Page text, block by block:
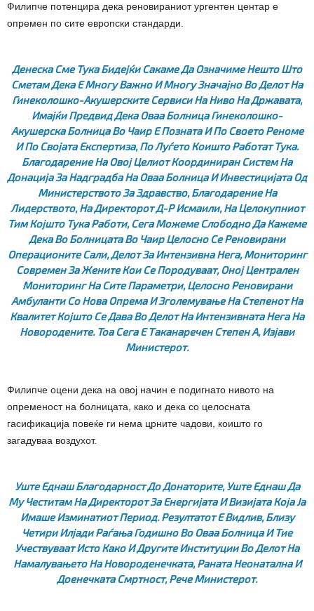
Филипче потенцира дека реновираниот ургентен центар е
опремен по сите европски стандарди.
Денеска Сме Тука Бидејќи Сакаме Да Означиме Нешто Што
Сметам Дека Е Многу Важно И Многу Значајно Во Делот На
Гинеколошко-Акушерските Сервиси На Ниво На Државата,
Имајќи Предвид Дека Оваа Болница Гинеколошко-
Акушерска Болница Во Чаир Е Позната И По Своето Реноме
И По Својата Експертиза, По Луѓето Коишто Работат Тука.
Благодарение На Овој Целиот Координиран Систем На
Донација За Надградба На Оваа Болница И Инвестицијата Од
Министерството За Здравство, Благодарение На
Лидерството, На Директорот Д-Р Исмаили, На Целокупниот
Тим Којшто Тука Работи, Сега Можеме Слободно Да Кажеме
Дека Во Болницата Во Чаир Целосно Се Реновирани
Операционите Сали, Делот За Интензивна Нега, Мониторинг
Современ За Жените Кои Се Породуваат, Оној Централен
Мониторинг На Сите Параметри, Целосно Реновирани
Амбуланти Со Нова Опрема И Зголемување На Степенот На
Квалитет Којшто Се Дава Во Делот На Интензивната Нега На
Новородените. Тоа Сега Е Таканаречен Степен А,Изјави
Министерот.
Филипче оцени дека на овој начин е подигнато нивото на
опременост на болницата, како и дека со целосната
гасификација повеќе ги нема црните чадови, коишто го
загадуваа воздухот.
Уште Еднаш Благодарност До Донаторите, Уште Еднаш Да
Му Честитам На Директорот За Енергијата И Визијата Која Ја
Имаше Изминатиот Период. Резултатот Е Видлив, Близу
Четири Илјади Раѓања Годишно Во Оваа Болница И Тие
Учествуваат Исто Како И Другите Институции Во Делот На
Намалувањето На Новороденечката, Раната Неонатална И
Доенечката Смртност,Рече Министерот.